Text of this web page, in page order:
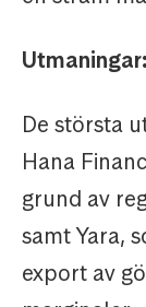
Utmaningar:
De största
Hana
grund av
samt Yara,
export av